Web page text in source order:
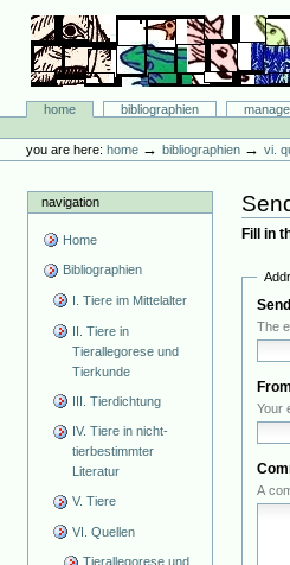
content.
navigation
Bibliographie-Portal
Sectionshome bibliographien manage
tools
you are here: home →bibliographien →vi.
navigation
Home
Bibliographien
I. Tiere im Mittelalter
II. Tiere in
Tierallegorese und
Tierkunde
III. Tierdichtung
IV. Tiere in nicht-
tierbestimmter
Literatur
V. Tiere
VI. Quellen
Tierallegorese und
Fill in
The
From
Your
A